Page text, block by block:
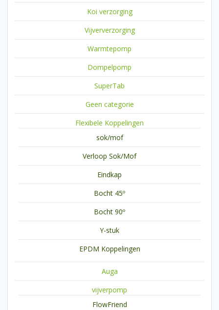
Koi verzorging
Vijververzorging
Warmtepomp
Dompelpomp
SuperTab
Geen categorie
Flexibele Koppelingen
sok/mof
Verloop Sok/Mof
Eindkap
Bocht 45º
Bocht 90º
Y-stuk
EPDM Koppelingen
Auga
vijverpomp
FlowFriend